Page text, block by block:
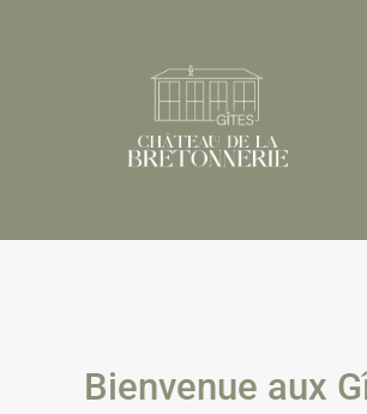
Bienvenue aux